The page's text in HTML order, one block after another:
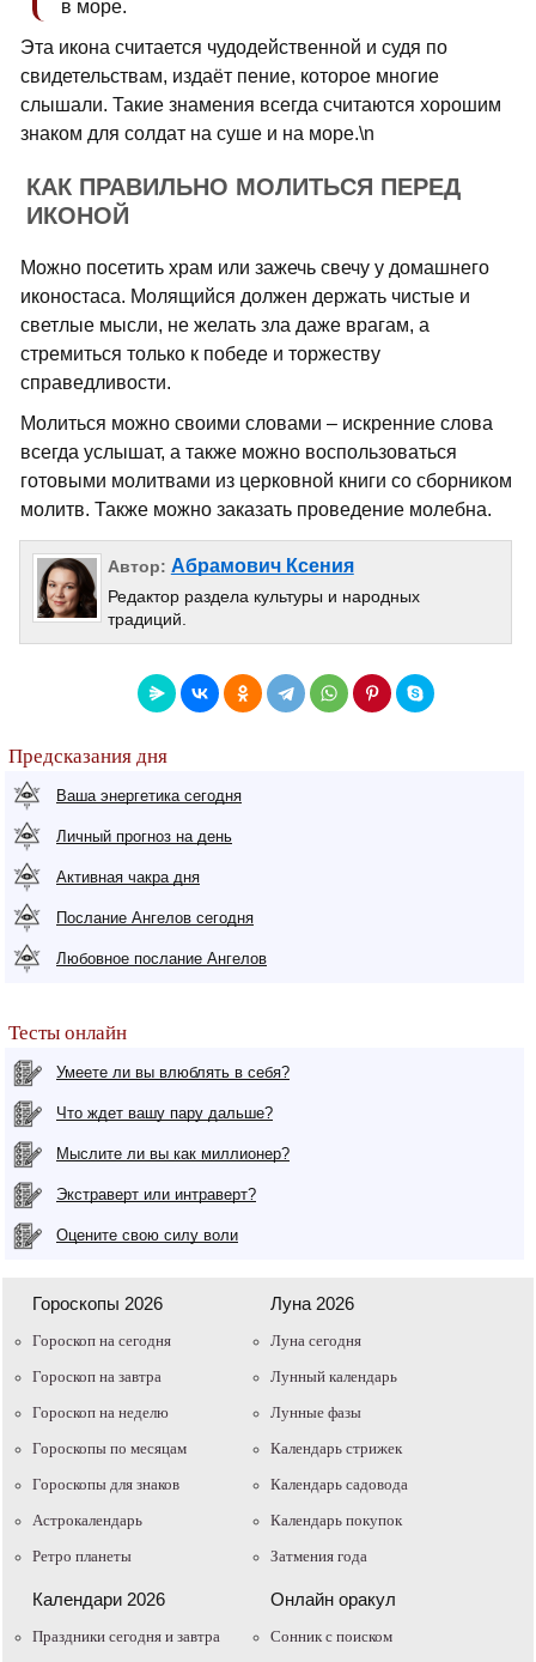
в море.
Эта икона считается чудодейственной и судя по
свидетельствам, издаёт пение, которое многие
слышали. Такие знамения всегда считаются хорошим
знаком для солдат на суше и на море.\n
КАК ПРАВИЛЬНО МОЛИТЬСЯ ПЕРЕД
ИКОНОЙ
Можно посетить храм или зажечь свечу у домашнего
иконостаса. Молящийся должен держать чистые и
светлые мысли, не желать зла даже врагам, а
стремиться только к победе и торжеству
справедливости.
Молиться можно своими словами – искренние слова
всегда услышат, а также можно воспользоваться
готовыми молитвами из церковной книги со сборником
молитв. Также можно заказать проведение молебна.
Автор: Абрамович Ксения
Редактор раздела культуры и народных
традиций.
Предсказания дня
Ваша энергетика сегодня
Личный прогноз на день
Активная чакра дня
Послание Ангелов сегодня
Любовное послание Ангелов
Тесты онлайн
Умеете ли вы влюблять в себя?
Что ждет вашу пару дальше?
Мыслите ли вы как миллионер?
Экстраверт или интраверт?
Оцените свою силу воли
Гороскопы 2026
Гороскоп на сегодня
Гороскоп на завтра
Гороскоп на неделю
Гороскопы по месяцам
Гороскопы для знаков
Астрокалендарь
Ретро планеты
Луна 2026
Луна сегодня
Лунный календарь
Лунные фазы
Календарь стрижек
Календарь садовода
Календарь покупок
Затмения года
Календари 2026
Праздники сегодня и завтра
Онлайн оракул
Cонник с поиском